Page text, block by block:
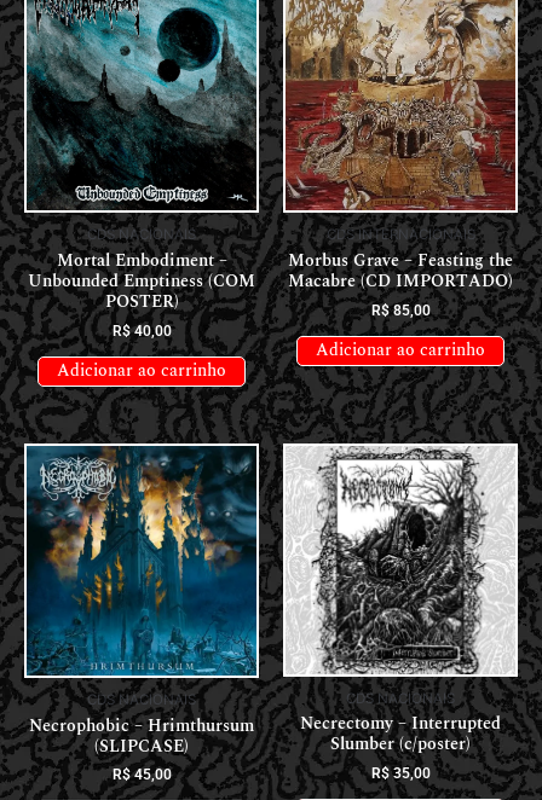
CDS NACIONAIS
Mortal Embodiment –
Unbounded Emptiness (COM
POSTER)
R$40,00
Adicionar ao carrinho
CDS INTERNACIONAIS
Morbus Grave – Feasting the
Macabre (CD IMPORTADO)
R$85,00
Adicionar ao carrinho
CDS NACIONAIS
Necrophobic – Hrimthursum
(SLIPCASE)
R$45,00
CDS NACIONAIS
Necrectomy – Interrupted
Slumber (c/poster)
R$35,00